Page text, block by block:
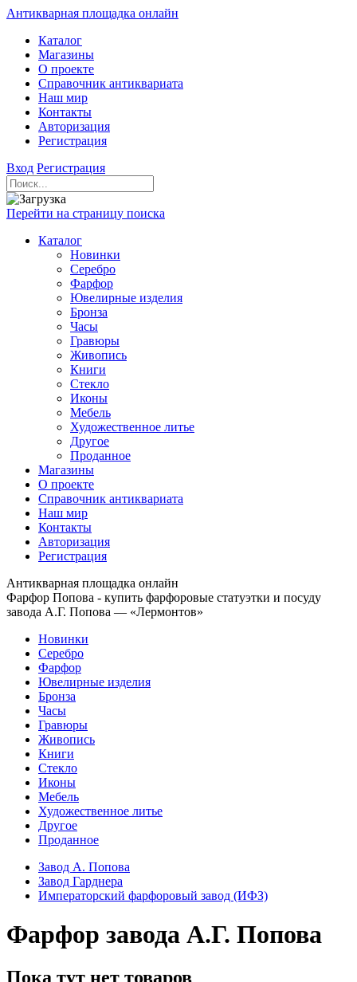
Антикварная площадка онлайн
Каталог
Магазины
О проекте
Справочник антиквариата
Наш мир
Контакты
Авторизация
Регистрация
Вход Регистрация
Перейти на страницу поиска
Каталог
Новинки
Серебро
Фарфор
Ювелирные изделия
Бронза
Часы
Гравюры
Живопись
Книги
Стекло
Иконы
Мебель
Художественное литье
Другое
Проданное
Магазины
О проекте
Справочник антиквариата
Наш мир
Контакты
Авторизация
Регистрация
Антикварная площадка онлайн
Фарфор Попова - купить фарфоровые статуэтки и посуду
завода А.Г. Попова — «Лермонтов»
Новинки
Серебро
Фарфор
Ювелирные изделия
Бронза
Часы
Гравюры
Живопись
Книги
Стекло
Иконы
Мебель
Художественное литье
Другое
Проданное
Завод А. Попова
Завод Гарднера
Императорский фарфоровый завод (ИФЗ)
Фарфор завода А.Г. Попова
Пока тут нет товаров